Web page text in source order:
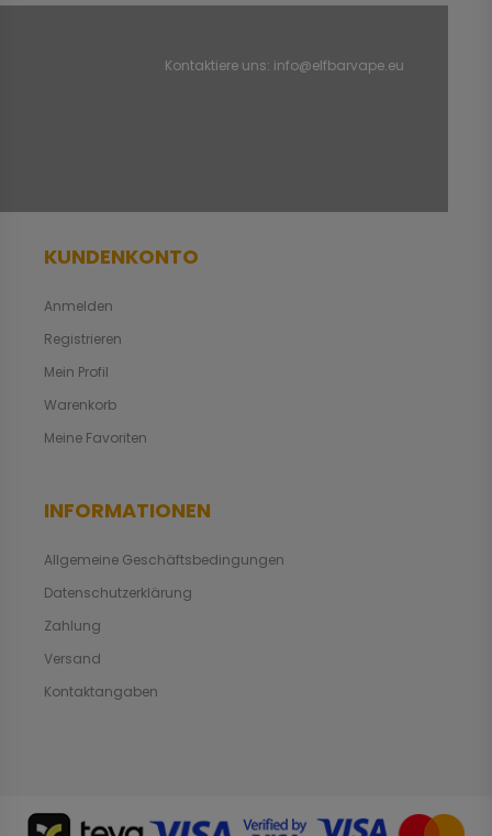
Kontaktiere uns: info@elfbarvape.eu
KUNDENKONTO
Anmelden
Registrieren
Mein Profil
Warenkorb
Meine Favoriten
INFORMATIONEN
Allgemeine Geschäftsbedingungen
Datenschutzerklärung
Zahlung
Versand
Kontaktangaben